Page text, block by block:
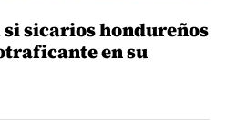
sicarios hondureños
en su